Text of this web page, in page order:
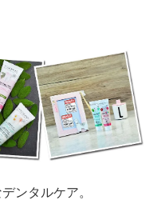
ンタルケア。